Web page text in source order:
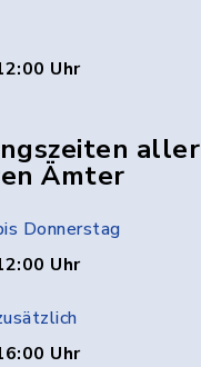
Uhr
aller
Ämter
Donnerstag
Uhr
Uhr